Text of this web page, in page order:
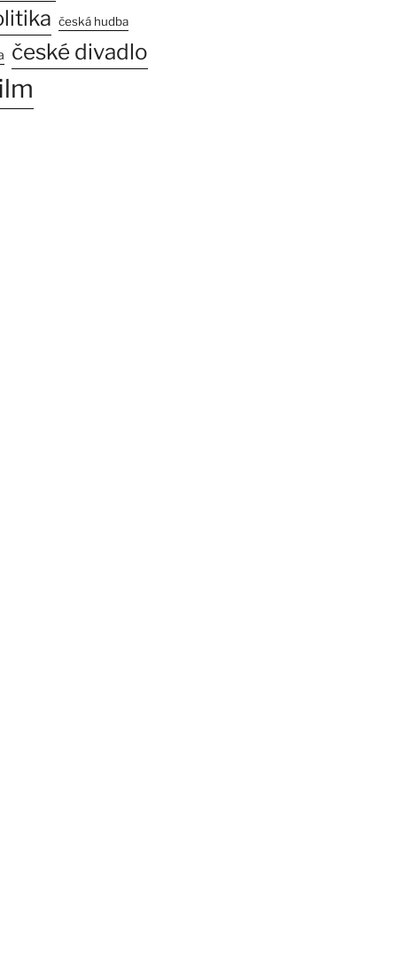
česká hudba
české divadlo